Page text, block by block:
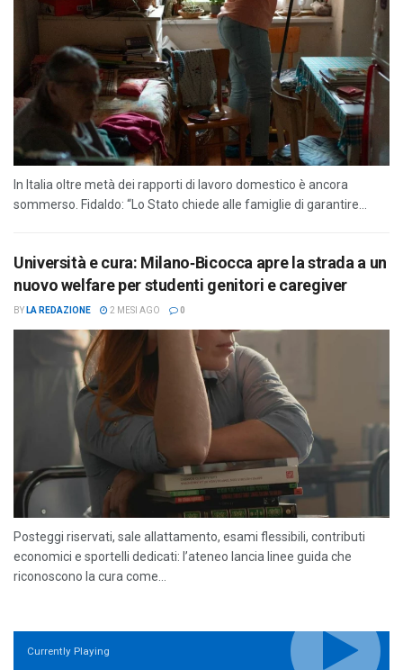
In Italia oltre metà dei rapporti di lavoro domestico è ancora
sommerso. Fidaldo: “Lo Stato chiede alle famiglie di garantire...
Università e cura: Milano‑Bicocca apre la strada a un
nuovo welfare per studenti genitori e caregiver
BY LA REDAZIONE 2 MESI AGO 0
Posteggi riservati, sale allattamento, esami flessibili, contributi
economici e sportelli dedicati: l’ateneo lancia linee guida che
riconoscono la cura come...
Currently Playing